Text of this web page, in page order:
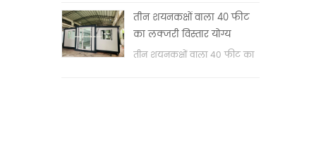
वॉश बेसिन & nbsp;
तीन शयनकक्षों वाला 40 फीट
का लक्जरी विस्तार योग्य
कंटेनर हाउस
तीन शयनकक्षों वाला 40 फीट का